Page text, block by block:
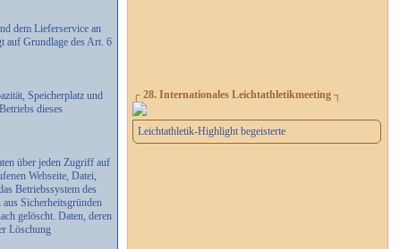
dem Lieferservice an
auf Grundlage des Art. 6
Speicherplatz und
dieses
über jeden Zugriff auf
Webseite, Datei,
Betriebssystem des
Sicherheitsgründen
gelöscht. Daten, deren
Löschung
┌ 28. Internationales Leichtathletikmeeting ┐
Leichtathletik-Highlight begeisterte